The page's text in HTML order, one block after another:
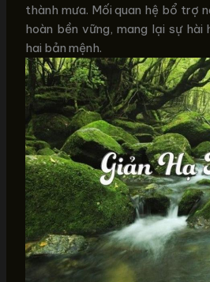
thành mưa. Mối quan hệ bổ trợ
hoàn bền vững, mang lại sự
hai bản mệnh.